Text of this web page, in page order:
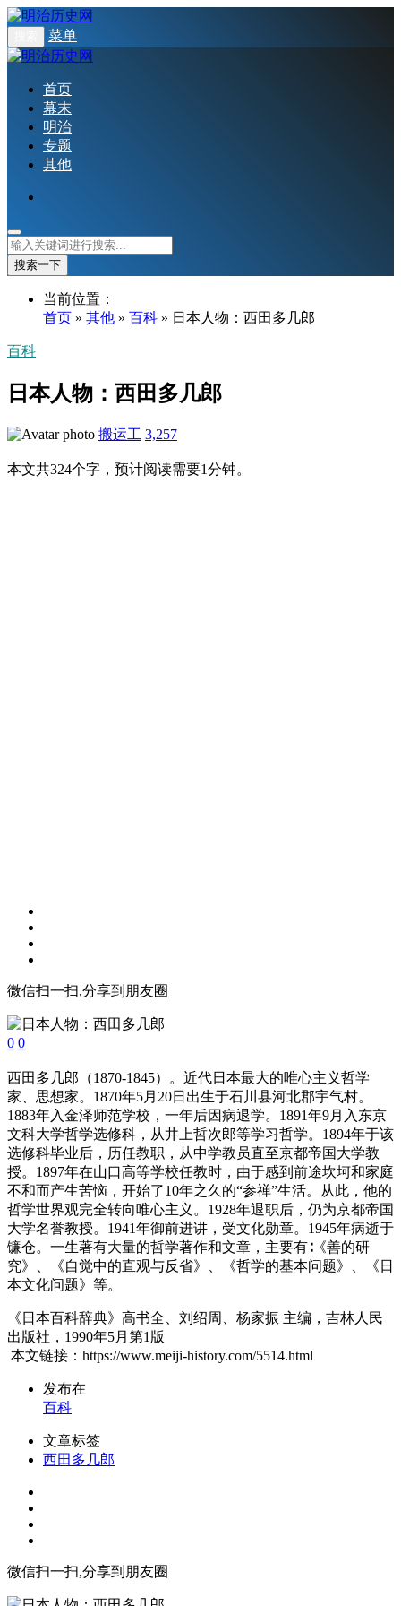
菜单
首页
幕末
明治
专题
其他
搜索一下
当前位置：
首页 » 其他 » 百科 » 日本人物：西田多几郎
百科
日本人物：西田多几郎
搬运工 3,257
本文共324个字，预计阅读需要1分钟。
微信扫一扫,分享到朋友圈
0 0
西田多几郎（1870-1845）。近代日本最大的唯心主义哲学
家、思想家。1870年5月20日出生于石川县河北郡宇气村。
1883年入金泽师范学校，一年后因病退学。1891年9月入东京
文科大学哲学选修科，从井上哲次郎等学习哲学。1894年于该
选修科毕业后，历任教职，从中学教员直至京都帝国大学教
授。1897年在山口高等学校任教时，由于感到前途坎坷和家庭
不和而产生苦恼，开始了10年之久的“参禅”生活。从此，他的
哲学世界观完全转向唯心主义。1928年退职后，仍为京都帝国
大学名誉教授。1941年御前进讲，受文化勋章。1945年病逝于
镰仓。一生著有大量的哲学著作和文章，主要有∶《善的研
究》、《自觉中的直观与反省》、《哲学的基本问题》、《日
本文化问题》等。
《日本百科辞典》高书全、刘绍周、杨家振 主编，吉林人民
出版社，1990年5月第1版
本文链接：https://www.meiji-history.com/5514.html
发布在
百科
文章标签
西田多几郎
微信扫一扫,分享到朋友圈